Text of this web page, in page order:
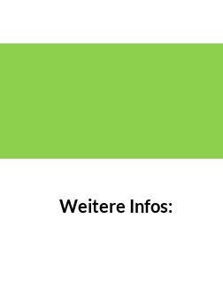
Weitere Infos: